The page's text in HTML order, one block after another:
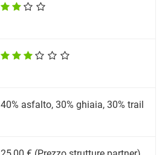
40% asfalto, 30% ghiaia, 30% trail